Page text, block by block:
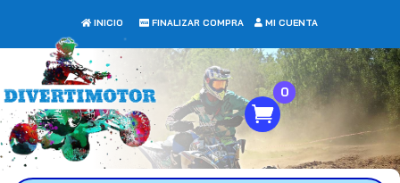
INICIO FINALIZAR COMPRA MI CUENTA
0